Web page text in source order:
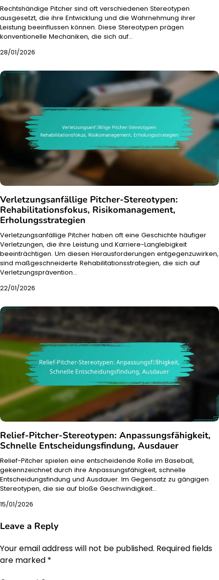
Rechtshändige Pitcher sind oft verschiedenen Stereotypen
ausgesetzt, die ihre Entwicklung und die Wahrnehmung ihrer
Leistung beeinflussen können. Diese Stereotypen prägen
konventionelle Mechaniken, die sich auf…
28/01/2026
Verletzungsanfällige Pitcher-Stereotypen:
Rehabilitationsfokus, Risikomanagement,
Erholungsstrategien
Verletzungsanfällige Pitcher haben oft eine Geschichte häufiger
Verletzungen, die ihre Leistung und Karriere-Langlebigkeit
beeinträchtigen. Um diesen Herausforderungen entgegenzuwirken,
sind maßgeschneiderte Rehabilitationsstrategien, die sich auf
Verletzungsprävention…
22/01/2026
Relief-Pitcher-Stereotypen: Anpassungsfähigkeit,
Schnelle Entscheidungsfindung, Ausdauer
Relief-Pitcher spielen eine entscheidende Rolle im Baseball,
gekennzeichnet durch ihre Anpassungsfähigkeit, schnelle
Entscheidungsfindung und Ausdauer. Im Gegensatz zu gängigen
Stereotypen, die sie auf bloße Geschwindigkeit…
15/01/2026
Leave a Reply
Your email address will not be published. Required fields
are marked *